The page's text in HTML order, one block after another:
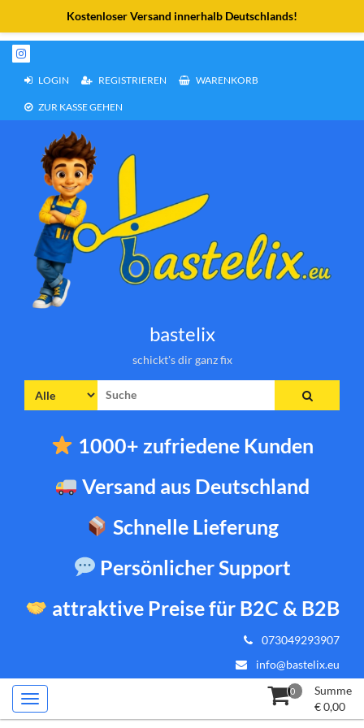
Weiter
zum
Inhalt
LOGIN REGISTRIEREN WARENKORB
ZUR KASSE GEHEN
bastelix
schickt's dir ganz fix
nach:
1000+ zufriedene Kunden
Versand aus Deutschland
Schnelle Lieferung
Persönlicher Support
attraktive Preise für B2C & B2B
073049293907
info@bastelix.eu
0
Summe
€0,00